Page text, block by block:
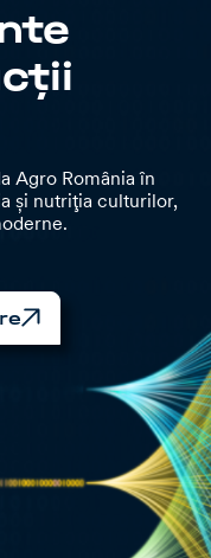
Agro România în
și nutriția culturilor,